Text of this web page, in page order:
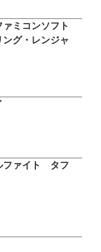
ァミコンソフト
ング・レンジャ
ファイト タフ